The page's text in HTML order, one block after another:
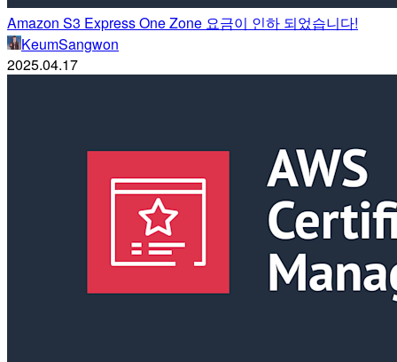
Amazon S3 Express One Zone 요금이 인하 되었습니다!
KeumSangwon
2025.04.17